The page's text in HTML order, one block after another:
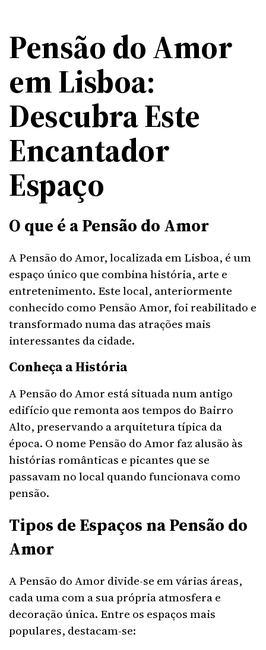
Pensão do Amor
em Lisboa:
Descubra Este
Encantador
Espaço
O que é a Pensão do Amor
A Pensão do Amor, localizada em Lisboa, é um
espaço único que combina história, arte e
entretenimento. Este local, anteriormente
conhecido como Pensão Amor, foi reabilitado e
transformado numa das atrações mais
interessantes da cidade.
Conheça a História
A Pensão do Amor está situada num antigo
edifício que remonta aos tempos do Bairro
Alto, preservando a arquitetura típica da
época. O nome Pensão do Amor faz alusão às
histórias românticas e picantes que se
passavam no local quando funcionava como
pensão.
Tipos de Espaços na Pensão do
Amor
A Pensão do Amor divide-se em várias áreas,
cada uma com a sua própria atmosfera e
decoração única. Entre os espaços mais
populares, destacam-se: